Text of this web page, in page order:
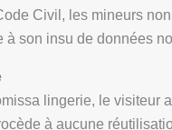
Civil, les mineurs
son insu de données
lingerie, le
à aucune